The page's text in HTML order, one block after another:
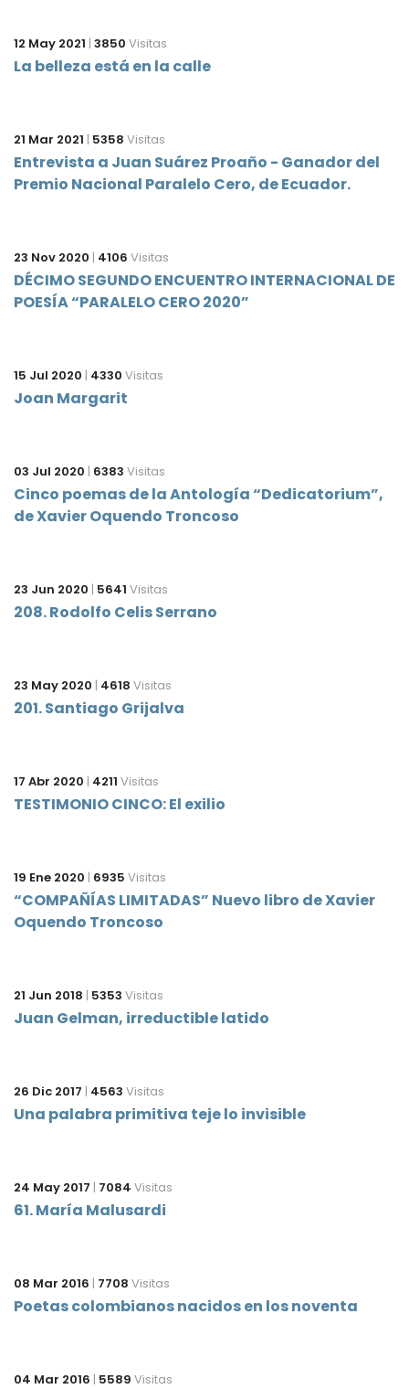
12 May 2021 | 3850 Visitas
La belleza está en la calle
21 Mar 2021 | 5358 Visitas
Entrevista a Juan Suárez Proaño - Ganador del
Premio Nacional Paralelo Cero, de Ecuador.
23 Nov 2020 | 4106 Visitas
DÉCIMO SEGUNDO ENCUENTRO INTERNACIONAL DE
POESÍA “PARALELO CERO 2020”
15 Jul 2020 | 4330 Visitas
Joan Margarit
03 Jul 2020 | 6383 Visitas
Cinco poemas de la Antología “Dedicatorium”,
de Xavier Oquendo Troncoso
23 Jun 2020 | 5641 Visitas
208. Rodolfo Celis Serrano
23 May 2020 | 4618 Visitas
201. Santiago Grijalva
17 Abr 2020 | 4211 Visitas
TESTIMONIO CINCO: El exilio
19 Ene 2020 | 6935 Visitas
“COMPAÑÍAS LIMITADAS” Nuevo libro de Xavier
Oquendo Troncoso
21 Jun 2018 | 5353 Visitas
Juan Gelman, irreductible latido
26 Dic 2017 | 4563 Visitas
Una palabra primitiva teje lo invisible
24 May 2017 | 7084 Visitas
61. María Malusardi
08 Mar 2016 | 7708 Visitas
Poetas colombianos nacidos en los noventa
04 Mar 2016 | 5589 Visitas